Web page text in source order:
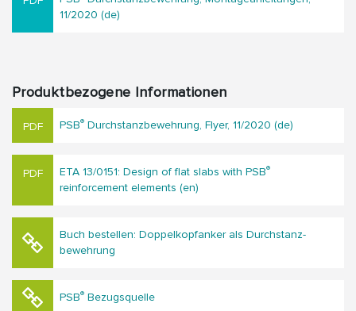
11/2020 (de)
Produktbezogene Informationen
PSB® Durchstanzbewehrung, Flyer, 11/2020 (de)
ETA 13/0151: Design of flat slabs with PSB®
reinforcement elements (en)
Buch bestellen: Doppel­kopf­anker als Durchstanz­
bewehrung
PSB® Bezugsquelle